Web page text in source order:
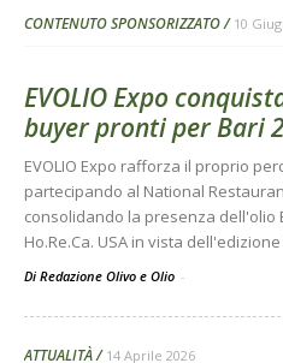
CONTENUTO SPONSORIZZATO 10
EVOLIO Expo
buyer pronti per Bari
EVOLIO Expo rafforza il proprio
partecipando al National
consolidando la presenza dell'olio
Ho.Re.Ca. USA in vista
Di Redazione Olivo e Olio -
ATTUALITÀ 14 Aprile 2026